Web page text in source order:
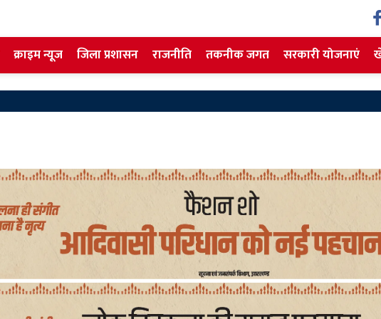
क्राइम न्यूज जिला प्रशासन राजनीति तकनीक जगत सरकारी योजनाएं